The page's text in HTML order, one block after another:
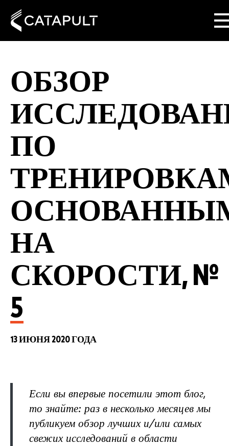
ОБЗОР
ПО
НА
СКОРОСТИ, №
5
13 ИЮНЯ 2020 ГОДА
Если вы впервые посетили этот блог,
то знайте: раз в несколько месяцев мы
публикуем обзор лучших и/или самых
свежих исследований в области